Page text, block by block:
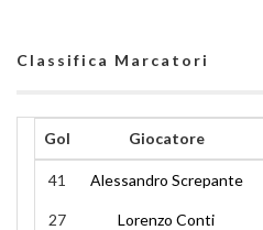
Classifica Marcatori
Gol Giocatore
41 Alessandro Screpante
27 Lorenzo Conti